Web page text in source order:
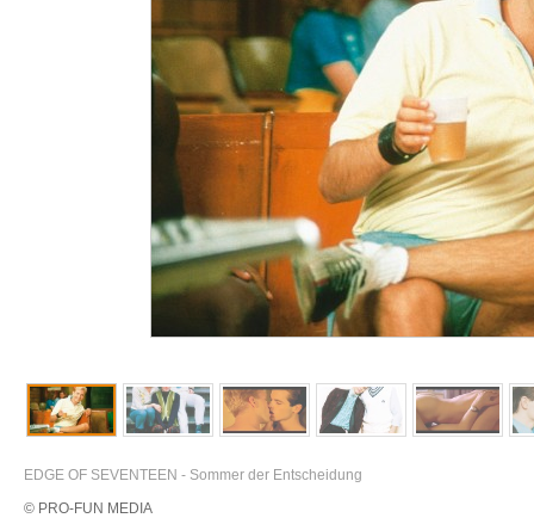
EDGE OF SEVENTEEN - Sommer der Entscheidung
© PRO-FUN MEDIA